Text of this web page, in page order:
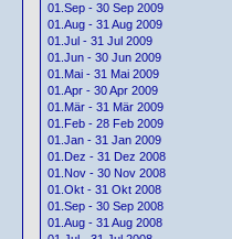
01.Sep - 30 Sep 2009
01.Aug - 31 Aug 2009
01.Jul - 31 Jul 2009
01.Jun - 30 Jun 2009
01.Mai - 31 Mai 2009
01.Apr - 30 Apr 2009
01.Mär - 31 Mär 2009
01.Feb - 28 Feb 2009
01.Jan - 31 Jan 2009
01.Dez - 31 Dez 2008
01.Nov - 30 Nov 2008
01.Okt - 31 Okt 2008
01.Sep - 30 Sep 2008
01.Aug - 31 Aug 2008